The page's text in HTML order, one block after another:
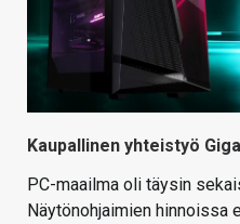
HAKU
Kaupallinen yhteistyö
PC-maailma oli täysin
Näytönohjaimien hinnoissa